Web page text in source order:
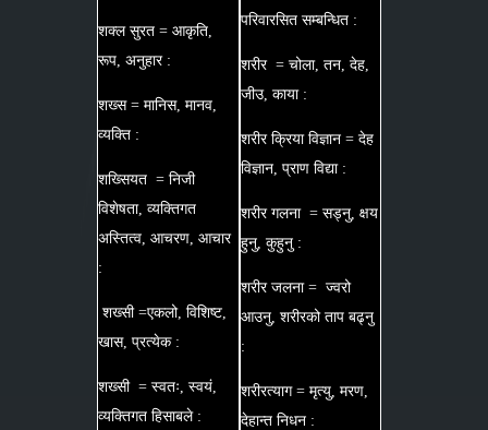
शक्ल सुरत = आकृति,
रूप, अनुहार :
शख्स = मानिस, मानव,
व्यक्ति :
शख्सियत = निजी
विशेषता, व्यक्तिगत
अस्तित्व, आचरण, आचार
:
शख्सी =एकलो, विशिष्ट,
खास, प्रत्येक :
शख्सी = स्वतः, स्वयं,
व्यक्तिगत हिसाबले :
परिवारसित सम्बन्धित :
शरीर = चोला, तन, देह,
जीउ, काया :
शरीर क्रिया विज्ञान = देह
विज्ञान, प्राण विद्या :
शरीर गलना = सड्नु, क्षय
हुनु, कुहुनु :
शरीर जलना = ज्वरो
आउनु, शरीरको ताप बढ्नु
:
शरीरत्याग = मृत्यु, मरण,
देहान्त निधन :